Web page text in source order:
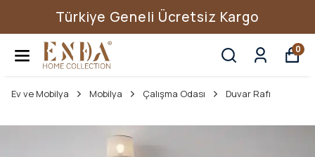
Türkiye Geneli Ücretsiz Kargo
0
Ev ve Mobilya Mobilya Çalışma Odası Duvar Rafı